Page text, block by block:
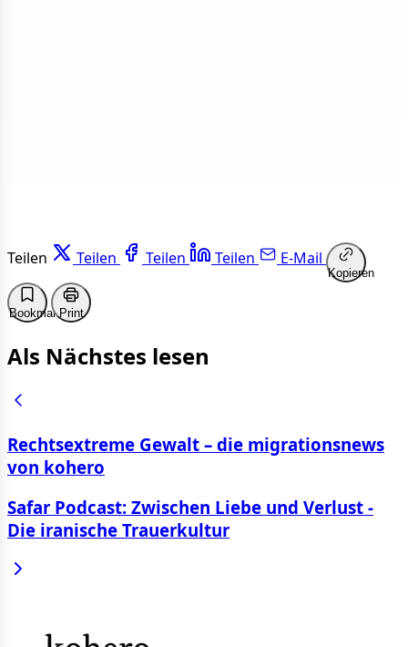
Teilen Teilen Teilen Teilen E-Mail
Kopieren
BookmarkPrint
Als Nächstes lesen
Rechtsextreme Gewalt – die migrationsnews
von kohero
Safar Podcast: Zwischen Liebe und Verlust -
Die iranische Trauerkultur